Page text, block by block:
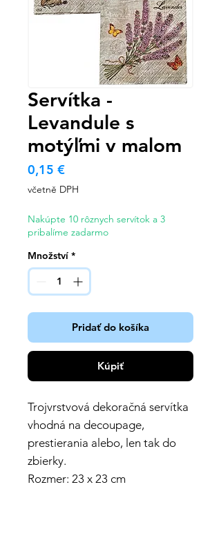
Servítka -
Levandule s
motýľmi v malom
0,15 €Cena
včetně DPH
Nakúpte 10 rôznych servítok a 3
pribalíme zadarmo
Množství *
Pridať do košíka
Kúpiť
Trojvrstvová dekoračná servítka
vhodná na decoupage,
prestierania alebo, len tak do
zbierky.
Rozmer: 23 x 23 cm